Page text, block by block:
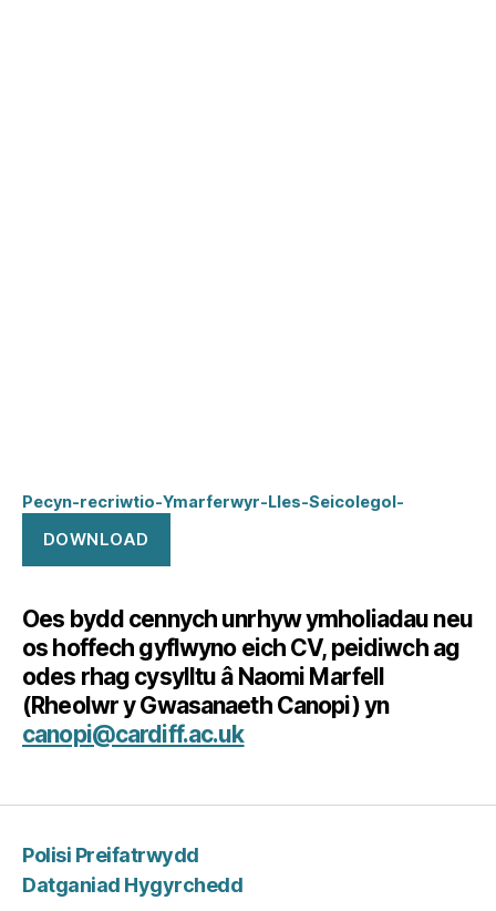
Pecyn-recriwtio-Ymarferwyr-Lles-Seicolegol-
DOWNLOAD
Oes bydd cennych unrhyw ymholiadau neu
os hoffech gyflwyno eich CV, peidiwch ag
odes rhag cysylltu â Naomi Marfell
(Rheolwr y Gwasanaeth Canopi) yn
canopi@cardiff.ac.uk
Polisi Preifatrwydd
Datganiad Hygyrchedd